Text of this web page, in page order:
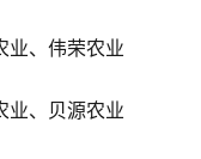
业、伟荣农业
业、贝源农业